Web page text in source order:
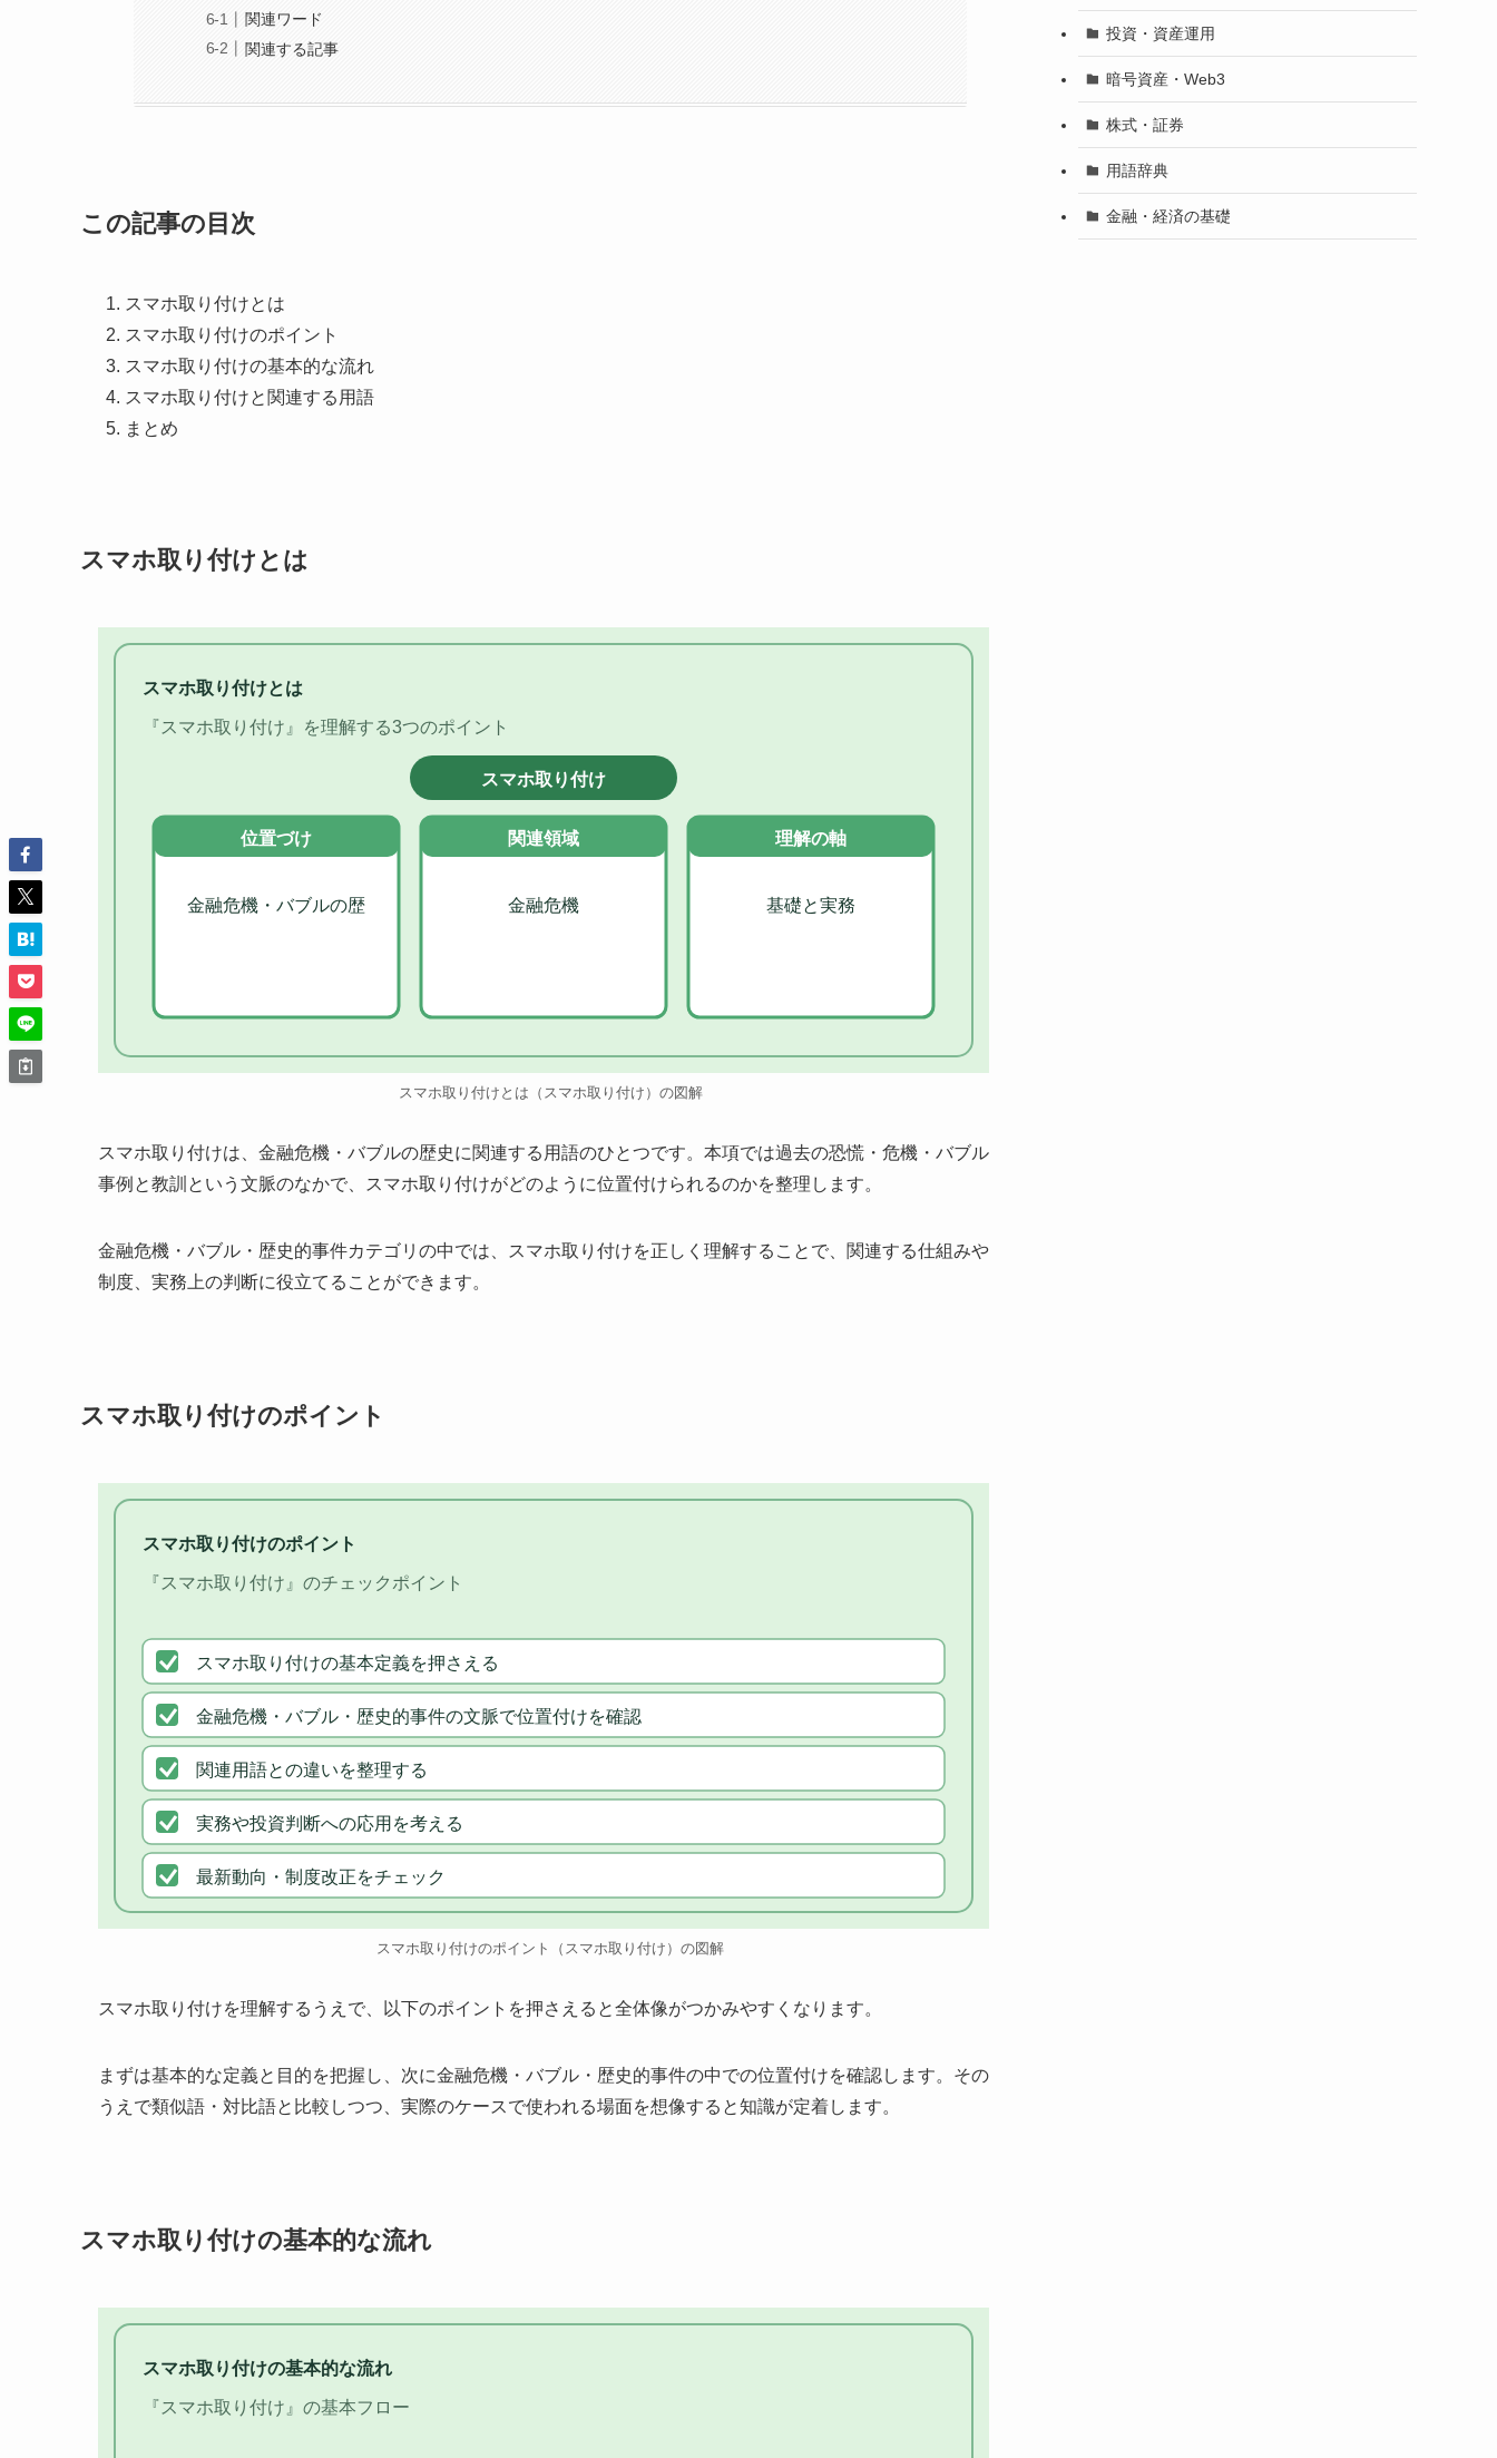
関連ワード
関連する記事
この記事の目次
スマホ取り付けとは
スマホ取り付けのポイント
スマホ取り付けの基本的な流れ
スマホ取り付けと関連する用語
まとめ
スマホ取り付けとは
スマホ取り付けとは
『スマホ取り付け』を理解する3つのポイント
スマホ取り付け
位置づけ
金融危機・バブルの歴
関連領域
金融危機
理解の軸
基礎と実務
スマホ取り付けとは（スマホ取り付け）の図解
スマホ取り付けは、金融危機・バブルの歴史に関連する用語のひとつです。本項では過去の恐慌・危機・バブル
事例と教訓という文脈のなかで、スマホ取り付けがどのように位置付けられるのかを整理します。
金融危機・バブル・歴史的事件カテゴリの中では、スマホ取り付けを正しく理解することで、関連する仕組みや
制度、実務上の判断に役立てることができます。
スマホ取り付けのポイント
スマホ取り付けのポイント
『スマホ取り付け』のチェックポイント
スマホ取り付けの基本定義を押さえる
金融危機・バブル・歴史的事件の文脈で位置付けを確認
関連用語との違いを整理する
実務や投資判断への応用を考える
最新動向・制度改正をチェック
スマホ取り付けのポイント（スマホ取り付け）の図解
スマホ取り付けを理解するうえで、以下のポイントを押さえると全体像がつかみやすくなります。
まずは基本的な定義と目的を把握し、次に金融危機・バブル・歴史的事件の中での位置付けを確認します。その
うえで類似語・対比語と比較しつつ、実際のケースで使われる場面を想像すると知識が定着します。
スマホ取り付けの基本的な流れ
スマホ取り付けの基本的な流れ
『スマホ取り付け』の基本フロー
投資・資産運用
暗号資産・Web3
株式・証券
用語辞典
金融・経済の基礎